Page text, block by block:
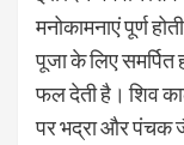
मनोकामनाएं पूर्ण
पूजा के लिए समर्पित
फल देती है। शिव
पर भद्रा और पंचक